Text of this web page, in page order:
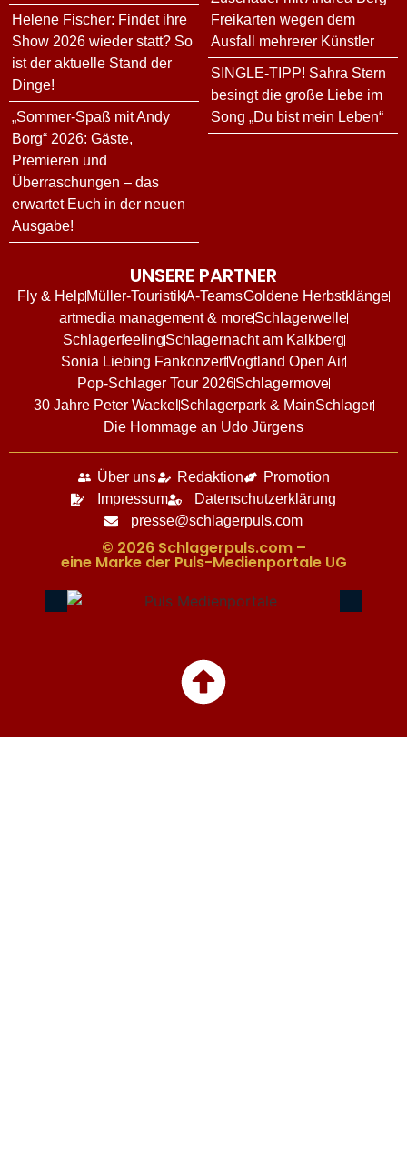
Helene Fischer: Findet ihre
Show 2026 wieder statt? So
ist der aktuelle Stand der
Dinge!
„Sommer-Spaß mit Andy
Borg“ 2026: Gäste,
Premieren und
Überraschungen – das
erwartet Euch in der neuen
Ausgabe!
Freikarten wegen dem
Ausfall mehrerer Künstler
SINGLE-TIPP! Sahra Stern
besingt die große Liebe im
Song „Du bist mein Leben“
UNSERE PARTNER
Fly & HelpMüller-TouristikA-TeamsGoldene Herbstklänge
artmedia management & moreSchlagerwelle
SchlagerfeelingSchlagernacht am Kalkberg
Sonia Liebing FankonzertVogtland Open Air
Pop-Schlager Tour 2026Schlagermove
30 Jahre Peter Wackel Schlagerpark & MainSchlager
Die Hommage an Udo Jürgens
Über uns Redaktion
Promotion
Impressum
Datenschutzerklärung
presse@schlagerpuls.com
© 2026 Schlagerpuls.com –
eine Marke der Puls-Medienportale UG​